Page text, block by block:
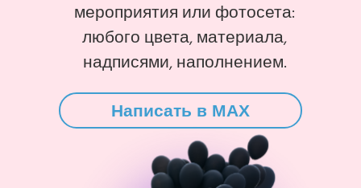
мероприятия или фотосета:
любого цвета, материала,
надписями, наполнением.
Написать в MAX